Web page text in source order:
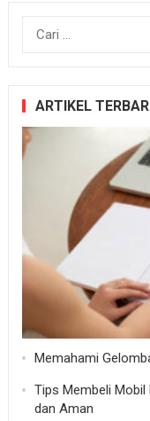
Cari
ARTIKEL
Memahami
Tips Membeli Mobil
dan Aman